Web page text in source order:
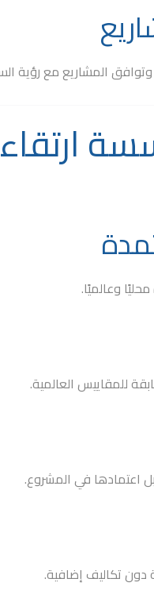
المشاريع مع رؤية
وعالميًا.
للمقاييس العالمية.
اعتمادها في المشروع.
دون تكاليف إضافية.